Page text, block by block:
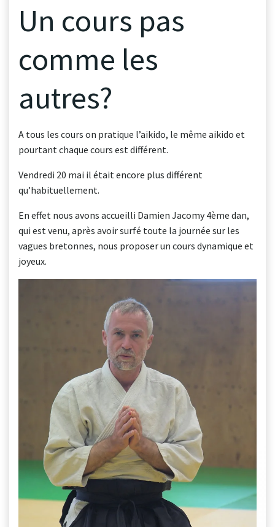
Un cours pas
comme les
autres?
A tous les cours on pratique l’aikido, le même aikido et
pourtant chaque cours est différent.
Vendredi 20 mai il était encore plus différent
qu’habituellement.
En effet nous avons accueilli Damien Jacomy 4ème dan,
qui est venu, après avoir surfé toute la journée sur les
vagues bretonnes, nous proposer un cours dynamique et
joyeux.